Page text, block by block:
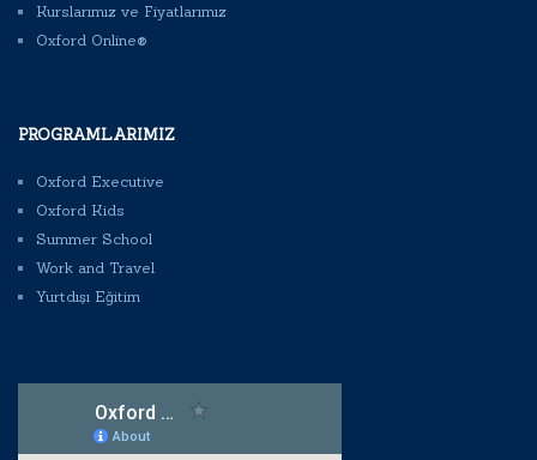
Kurslarımız ve Fiyatlarımız
Oxford Online®
PROGRAMLARIMIZ
Oxford Executive
Oxford Kids
Summer School
Work and Travel
Yurtdışı Eğitim